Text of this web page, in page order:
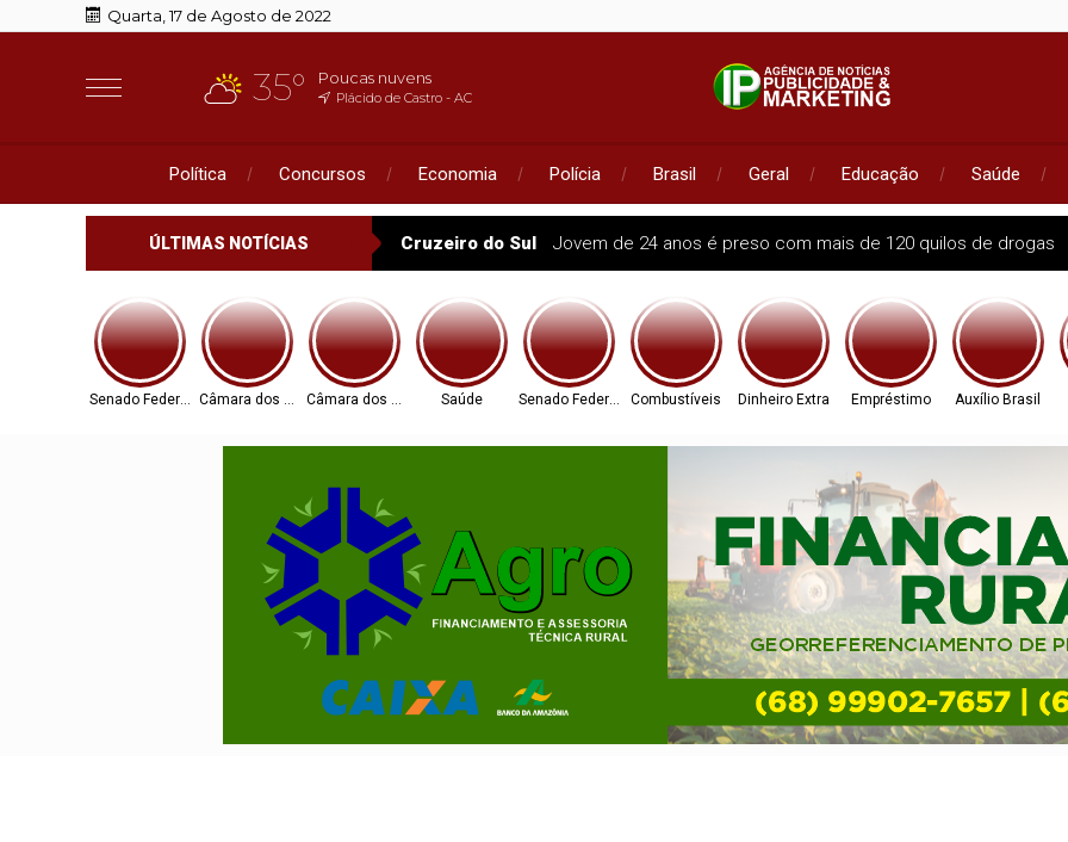
Quarta, 17 de Agosto de 2022
35° Poucas nuvens
Plácido de Castro - AC
Política Concursos Economia Polícia Brasil Geral Educação Saúde
ÚLTIMAS NOTÍCIAS Cruzeiro do Sul Jovem de 24 anos é preso com mais de 120 quilos de drogas
Senado Federal Câmara dos DeputadosCâmara dos DeputadosSaúde Senado Federal Combustíveis Dinheiro Extra Empréstimo Auxílio Brasil